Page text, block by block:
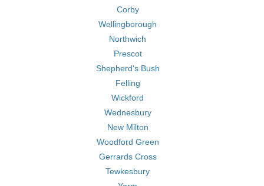
Corby
Wellingborough
Northwich
Prescot
Shepherd's Bush
Felling
Wickford
Wednesbury
New Milton
Woodford Green
Gerrards Cross
Tewkesbury